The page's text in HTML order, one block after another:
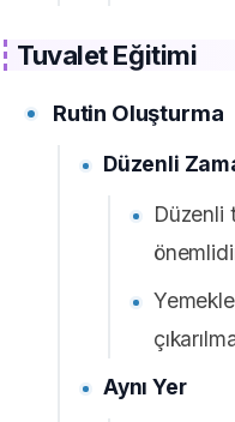
Tuvalet Eğitimi
Rutin Oluşturma
Düzenli
Düzenli
Aynı Yer